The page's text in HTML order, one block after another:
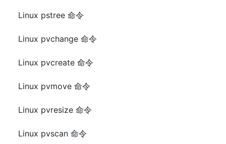
Linux pstree 命令
Linux pvchange 命令
Linux pvcreate 命令
Linux pvmove 命令
Linux pvresize 命令
Linux pvscan 命令